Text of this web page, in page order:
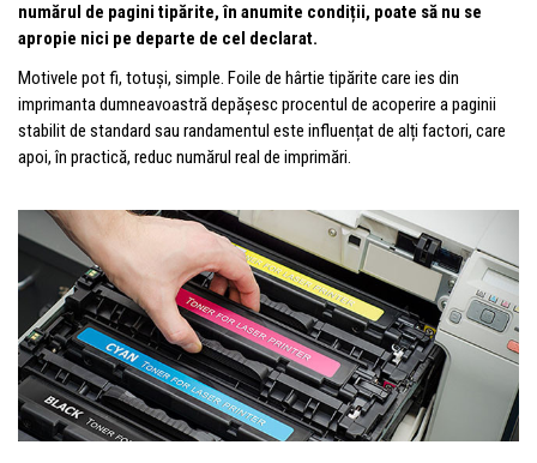
numărul de pagini tipărite, în anumite condiții, poate să nu se
apropie nici pe departe de cel declarat.
Motivele pot fi, totuși, simple. Foile de hârtie tipărite care ies din
imprimanta dumneavoastră depășesc procentul de acoperire a paginii
stabilit de standard sau randamentul este influențat de alți factori, care
apoi, în practică, reduc numărul real de imprimări.